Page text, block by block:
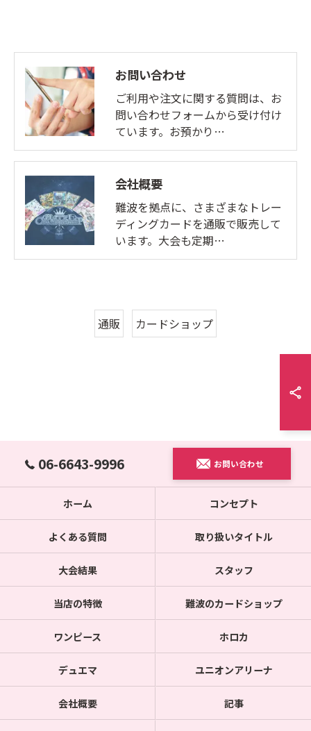
お問い合わせ
ご利用や注文に関する質問は、お
問い合わせフォームから受け付け
ています。お預かり…
会社概要
難波を拠点に、さまざまなトレー
ディングカードを通販で販売して
います。大会も定期…
通販 カードショップ
06-6643-9996 お問い合わせ
ホーム コンセプト
よくある質問 取り扱いタイトル
大会結果 スタッフ
当店の特徴 難波のカードショップ
ワンピース ホロカ
デュエマ ユニオンアリーナ
会社概要 記事